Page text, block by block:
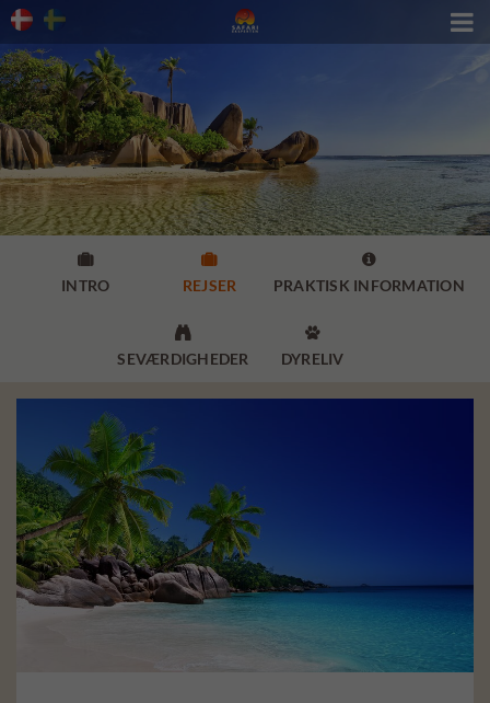


INTRO

REJSER

PRAKTISK INFORMATION

SEVÆRDIGHEDER

DYRELIV